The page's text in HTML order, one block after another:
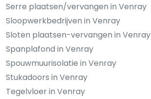
Serre plaatsen/vervangen in Venray
Sloopwerkbedrijven in Venray
Sloten plaatsen-vervangen in Venray
Spanplafond in Venray
Spouwmuurisolatie in Venray
Stukadoors in Venray
Tegelvloer in Venray